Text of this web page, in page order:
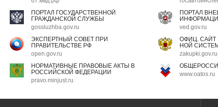
ПОРТАЛ ГОСУДАРСТВЕННОЙ
ГРАЖДАНСКОЙ СЛУЖБЫ
gossluzhba.gov.ru
ПОРТАЛ
ved.gov.ru
ЭКСПЕРТНЫЙ СОВЕТ ПРИ
ПРАВИТЕЛЬСТВЕ РФ
open.gov.ru
ОФИЦ.
НОЙ
zakupki.gov.ru
НОРМАТИВНЫЕ ПРАВОВЫЕ АКТЫ В
РОССИЙСКОЙ ФЕДЕРАЦИИ
pravo.minjust.ru
www.oatos.ru